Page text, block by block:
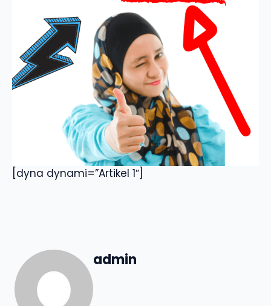
[dyna dynami=”Artikel 1″]
admin